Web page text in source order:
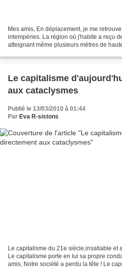
Mes amis, En déplacement, je me
intempéries. La région où j'habite a reçu
atteignant même plusieurs mètres de
Le capitalisme
aux cataclysmes
Publié le 13/03/2010 à 01:44
Par Eva R-sistons
Le capitalisme du 21e siècle,insatiable et
Le capitalisme porte en lui sa propre
amis, Notre société a perdu la tête ! Le